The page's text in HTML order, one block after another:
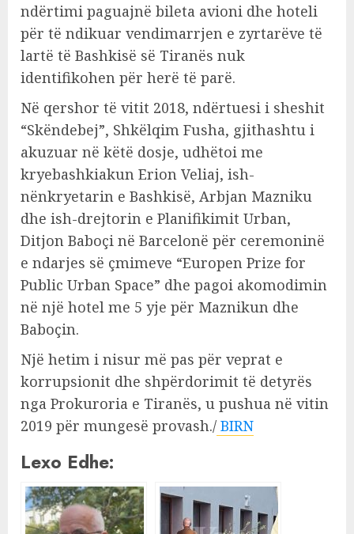
ndërtimi paguajnë bileta avioni dhe hoteli
për të ndikuar vendimarrjen e zyrtarëve të
lartë të Bashkisë së Tiranës nuk
identifikohen për herë të parë.
Në qershor të vitit 2018, ndërtuesi i sheshit
“Skëndebej”, Shkëlqim Fusha, gjithashtu i
akuzuar në këtë dosje, udhëtoi me
kryebashkiakun Erion Veliaj, ish-
nënkryetarin e Bashkisë, Arbjan Mazniku
dhe ish-drejtorin e Planifikimit Urban,
Ditjon Baboçi në Barcelonë për ceremoninë
e ndarjes së çmimeve “Europen Prize for
Public Urban Space” dhe pagoi akomodimin
në një hotel me 5 yje për Maznikun dhe
Baboçin.
Një hetim i nisur më pas për veprat e
korrupsionit dhe shpërdorimit të detyrës
nga Prokuroria e Tiranës, u pushua në vitin
2019 për mungesë provash./ BIRN
Lexo Edhe: